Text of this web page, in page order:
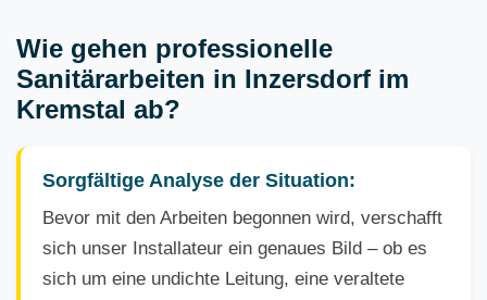
Wie gehen professionelle
Sanitärarbeiten in Inzersdorf im
Kremstal ab?
Sorgfältige Analyse der Situation:
Bevor mit den Arbeiten begonnen wird, verschafft
sich unser Installateur ein genaues Bild – ob es
sich um eine undichte Leitung, eine veraltete